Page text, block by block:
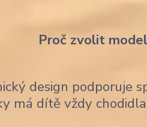
Proč zvolit
design podporuje
má dítě vždy